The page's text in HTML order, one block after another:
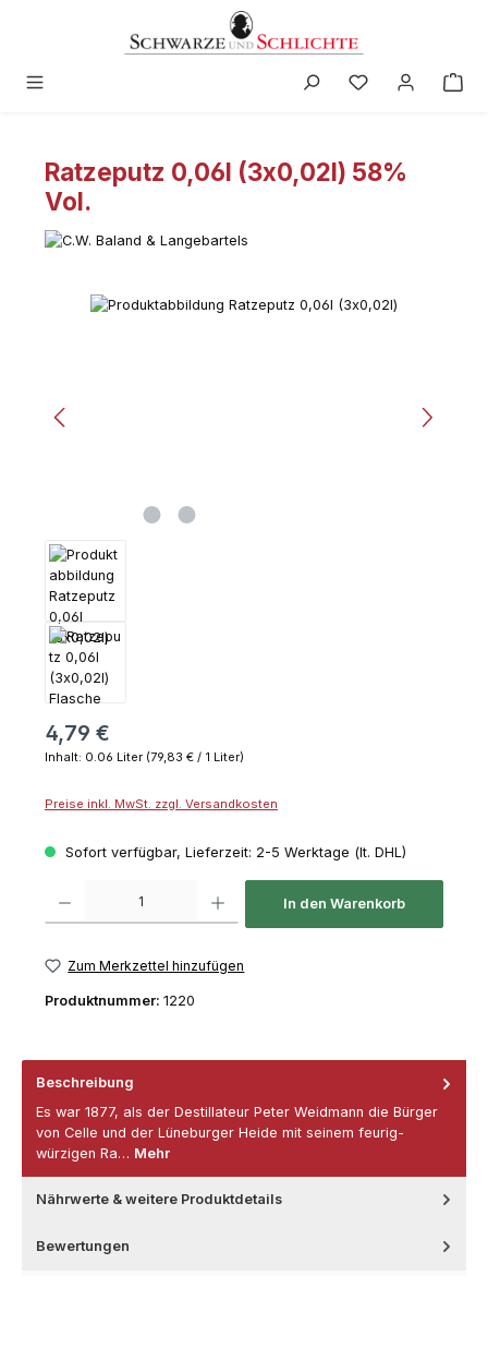
Ratzeputz 0,06l (3x0,02l) 58%
Vol.
Bildergalerie überspringen
4,79 €
Inhalt: 0.06 Liter (79,83 € / 1 Liter)
Preise inkl. MwSt. zzgl. Versandkosten
Sofort verfügbar, Lieferzeit: 2-5 Werktage (lt. DHL)
In den Warenkorb
Zum Merkzettel hinzufügen
Produktnummer: 1220
Beschreibung
Es war 1877, als der Destillateur Peter Weidmann die Bürger
von Celle und der Lüneburger Heide mit seinem feurig-
würzigen Ra… Mehr
Nährwerte & weitere Produktdetails
Bewertungen